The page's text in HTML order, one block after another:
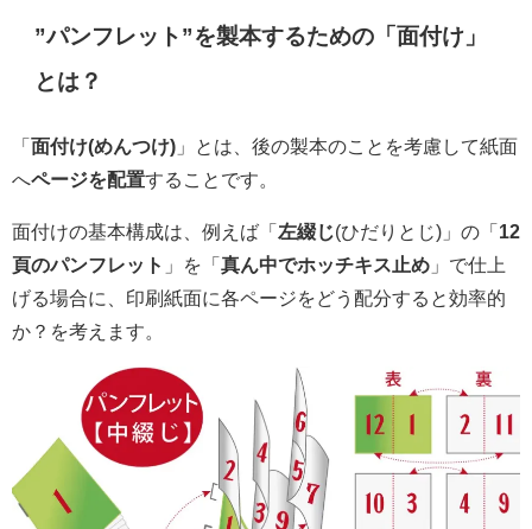
”パンフレット”を製本するための「面付け」
とは？
「 面付け(めんつけ) 」とは、後の製本のことを考慮して紙面
へページを配置することです。
面付けの基本構成は、例えば「 左綴じ(ひだりとじ)」の「 12
頁のパンフレット 」を「 真ん中でホッチキス止め 」で仕上
げる場合に、印刷紙面に各ページをどう配分すると効率的
か？を考えます。